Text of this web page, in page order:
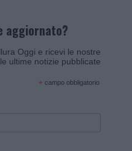
aggiornato?
Oggi e ricevi le nostre
ultime notizie pubblicate
* campo obbligatorio